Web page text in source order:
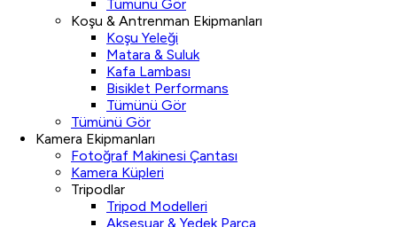
Tümünü Gör
Koşu & Antrenman Ekipmanları
Koşu Yeleği
Matara & Suluk
Kafa Lambası
Bisiklet Performans
Tümünü Gör
Tümünü Gör
Kamera Ekipmanları
Fotoğraf Makinesi Çantası
Kamera Küpleri
Tripodlar
Tripod Modelleri
Aksesuar & Yedek Parça